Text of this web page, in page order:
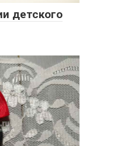
детского